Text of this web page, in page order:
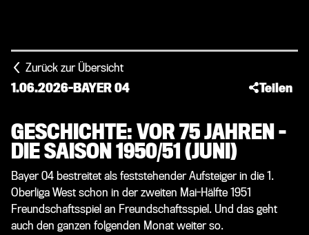
Zurück zur Übersicht
1.06.2026-BAYER 04 Teilen
GESCHICHTE: VOR 75 JAHREN –
DIE SAISON 1950/51 (JUNI)
Bayer 04 bestreitet als feststehender Aufsteiger in die 1.
Oberliga West schon in der zweiten Mai-Hälfte 1951
Freundschaftsspiel an Freundschaftsspiel. Und das geht
auch den ganzen folgenden Monat weiter so.